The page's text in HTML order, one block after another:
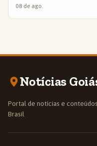
08 de ago.
Notícias
Portal de notícias e
Brasil